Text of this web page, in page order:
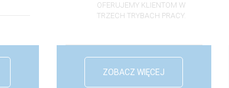
OFERUJEMY KLIENTOM W
TRZECH TRYBACH PRACY.
ZOBACZ WIĘCEJ